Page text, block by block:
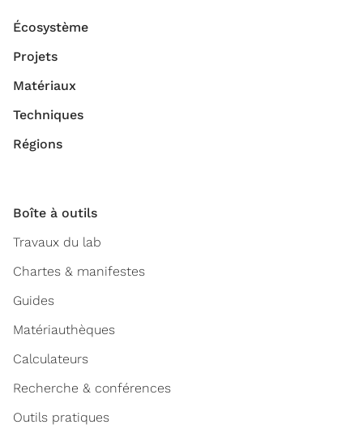
Écosystème
Projets
Matériaux
Techniques
Régions
Boîte à outils
Travaux du lab
Chartes & manifestes
Guides
Matériauthèques
Calculateurs
Recherche & conférences
Outils pratiques